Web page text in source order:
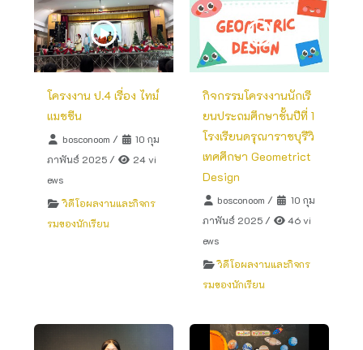
โครงงาน ป.4 เรื่อง ไทม์
แมชชีน
bosconoom /
10 กุม
ภาพันธ์ 2025 /
24 vi
ews
วิดีโอผลงานและกิจกร
รมของนักเรียน
กิจกรรมโครงงานนักเรี
ยนประถมศึกษาชั้นปีที่ 1
โรงเรียนดรุณาราชบุรีวิ
เทศศึกษา Geometrict
Design
bosconoom /
10 กุม
ภาพันธ์ 2025/
46 vi
ews
วิดีโอผลงานและกิจกร
รมของนักเรียน